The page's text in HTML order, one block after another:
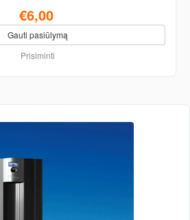
€6,00
Gauti pasiūlymą
Prisiminti